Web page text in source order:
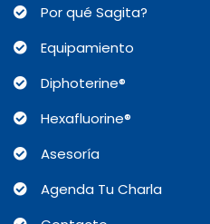
Por qué Sagita?
Equipamiento
Diphoterine®
Hexafluorine®
Asesoría
Agenda Tu Charla